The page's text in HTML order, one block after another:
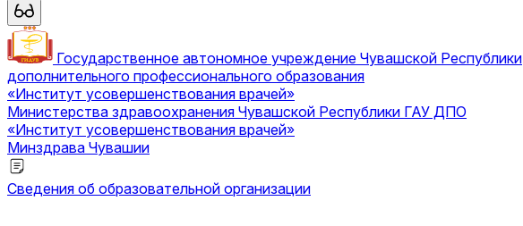
Государственное автономное учреждение Чувашской Республики
дополнительного профессионального образования
«Институт усовершенствования врачей»
Министерства здравоохранения Чувашской Республики ГАУ ДПО
«Институт усовершенствования врачей»
Минздрава Чувашии
Сведения об образовательной организации